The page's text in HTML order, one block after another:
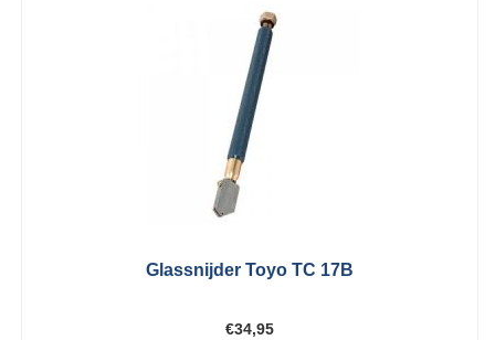
Glassnijder Toyo TC 17B
€34,95